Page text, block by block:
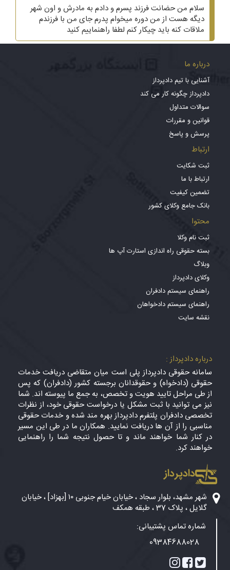
سلام من حضانت فرزند پسرم و دادم به مادرش و اون شهر
دیگه هست از من دوره میخوام پدرم جای من با فرزندم
ملاقات کنه باید چیکار کنم لطفا راهنماییم کنید
درباره ما
آشنایی با تیم دادپرداز
دادپرداز چگونه کار می کند
سوالات متداول
قوانین و مقررات
پرسش و پاسخ
ارتباط
ثبت شکایت
ارتباط با ما
تضمین کیفیت
بانک جامع وکلای کشور
محتوا
ثبت نام وکلا
بسته حقوقی راه اندازی استارت آپ ها
وبلاگ
وکلای دادپرداز
راهنمای سیستم دادفران
راهنمای سیستم دادخواهان
نقشه سایت
درباره دادپرداز :
سامانه حقوقی دادپرداز پلی است میان متقاضی دریافت خدمات
حقوقی (دادخواه) و حقوقدانان برجسته کشور (دادفران) که پس
از طی مراحل تایید هویت و تخصص، به جمع ما پیوسته اند. شما
نیز می توانید با ثبت مشکل یا درخواست حقوقی خود، از نظرات
تخصصی دادفران پلتفرم دادپرداز بهره مند شده و خدمات حقوقی
مناسبی را از آن ها دریافت نمایید. همکاران ما در طی این مسیر
در کنار شما خواهند ماند و تا حصول نتیجه شما را راهنمایی
خواهند کرد.
دادپرداز
شهر مشهد، بلوار سجاد ، خیابان خیام جنوبی ۱۰ [بهزاد] ، خیابان
گلایل ، پلاک 37 ، طبقه همکف
شماره تماس پشتیبانی:
09384688028